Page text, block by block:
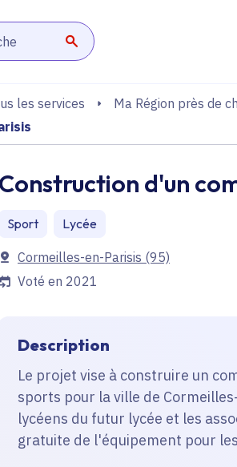
Lancer la recherche
les services Ma Région près de
Construction d'un
Sport Lycée
Communes
Cormeilles-en-Parisis (95)
Voté en 2021
Description
Le projet vise à construire un
sports pour la ville de
lycéens du futur lycée et les
gratuite de l'équipement pour